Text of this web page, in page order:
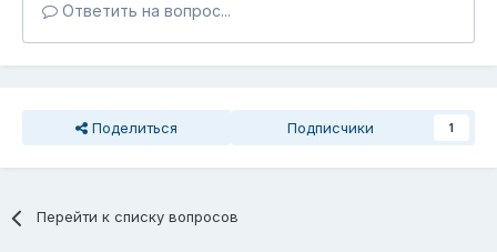
Ответить на вопрос...
Поделиться Подписчики 1
Перейти к списку вопросов